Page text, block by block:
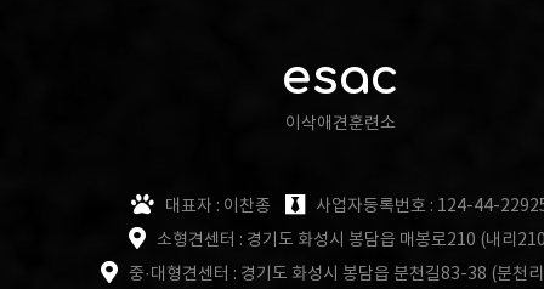
esac
이삭애견훈련소
대표자 : 이찬종
사업자등록번호 : 124-44-
소형견센터 : 경기도 화성시 봉담읍 매봉로210 (내리
중·대형견센터 : 경기도 화성시 봉담읍 분천길83-38 (분천